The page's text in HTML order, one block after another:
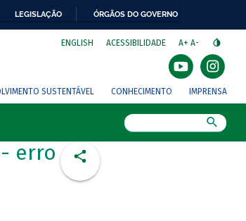
LEGISLAÇÃO ÓRGÃOS DO GOVERNO
ENGLISH ACESSIBILIDADE A+ A-
SUSTENTÁVEL CONHECIMENTO IMPRENSA
erro